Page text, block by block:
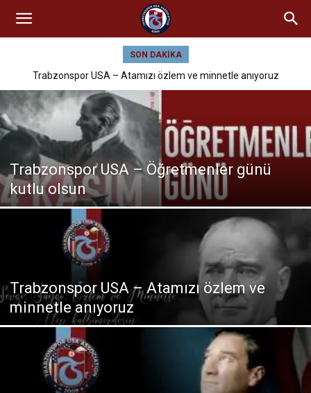
SON DAKIKA
Trabzonspor USA – Atamızı özlem ve minnetle anıyoruz
Trabzonspor USA – Öğretmenler günü
kutlu olsun
Trabzonspor USA – Atamızı özlem ve
minnetle anıyoruz